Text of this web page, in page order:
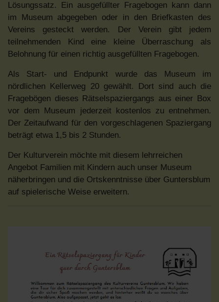
Lösungssatz. Ein ausgefüllter Fragebogen kann dann
im Museum abgegeben oder in den Briefkasten des
Vereins gesteckt werden. Der Verein gibt jedem
teilnehmenden Kind eine kleine Überraschung als
Belohnung für einen richtig ausgefüllten Fragebogen.
Als Start- und Endpunkt wurde das Museum im
nördlichen Kellerweg 20 gewählt. Dort sind auch die
Fragebögen dieses Rätselspaziergangs aus einer Box
vor dem Museum jederzeit kostenlos zu entnehmen.
Der Zeitaufwand für den vorgeschlagenen Spaziergang
beträgt etwa 1,5 bis 2 Stunden.
Der Kulturverein möchte mit diesem lehrreichen
Angebot Familien mit Kindern auch unser Museum
näherbringen und die Ortskenntnisse über Guntersblum
auf spielerische Weise erweitern.